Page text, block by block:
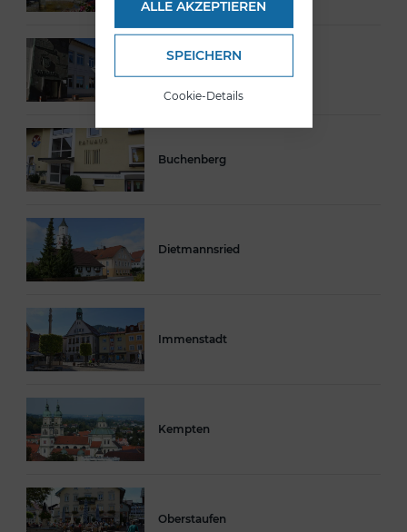
Buchenberg
Dietmannsried
Immenstadt
Kempten
Oberstaufen
ALLE AKZEPTIEREN
SPEICHERN
Cookie-Details